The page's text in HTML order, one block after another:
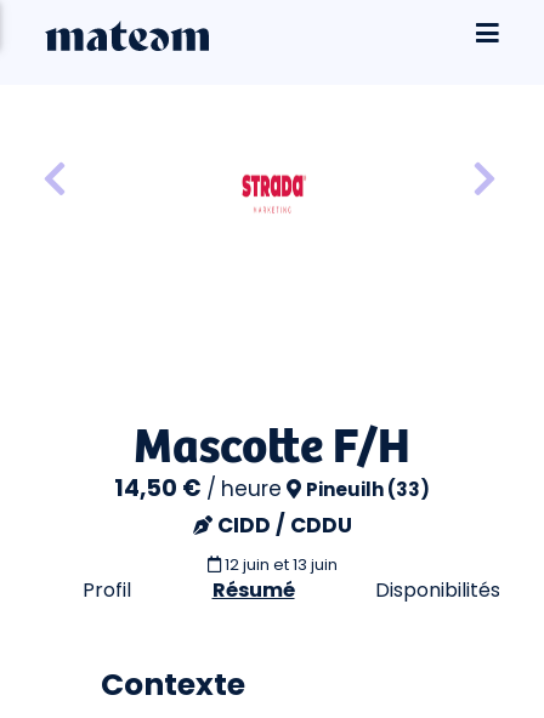
Mascotte F/H
14,50 € / heure Pineuilh (33)
CIDD / CDDU
12 juin et 13 juin
Profil Résumé Disponibilités
Contexte